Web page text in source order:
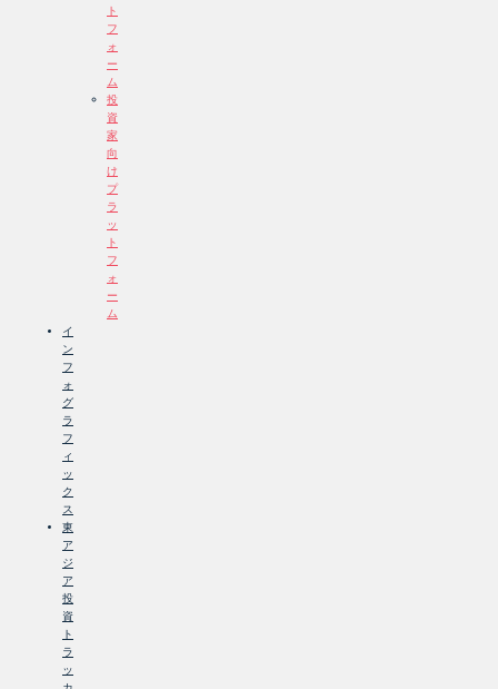
ト
フ
ォ
ー
ム
投
資
家
向
け
プ
ラ
ッ
ト
フ
ォ
ー
ム
イ
ン
フ
ォ
グ
ラ
フ
ィ
ッ
ク
ス
東
ア
ジ
ア
投
資
ト
ラ
ッ